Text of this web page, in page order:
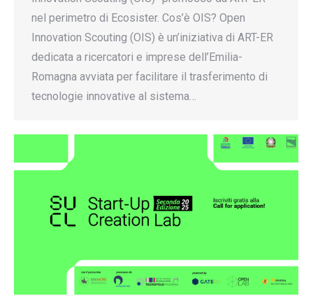
nel perimetro di Ecosister. Cos’è OIS? Open
Innovation Scouting (OIS) è un’iniziativa di ART-ER
dedicata a ricercatori e imprese dell’Emilia-
Romagna avviata per facilitare il trasferimento di
tecnologie innovative al sistema…